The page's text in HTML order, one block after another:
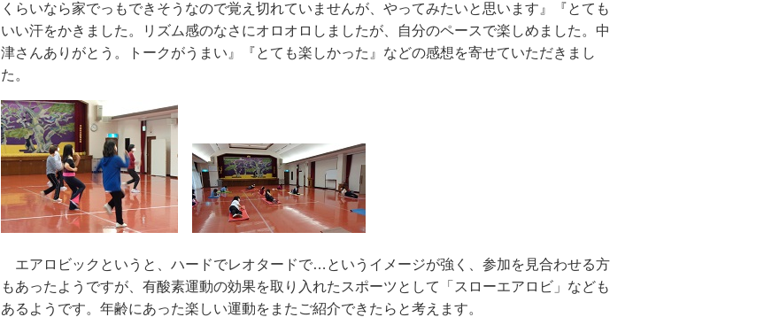
くらいなら家でっもできそうなので覚え切れていませんが、やってみたいと思います』『とても
いい汗をかきました。リズム感のなさにオロオロしましたが、自分のペースで楽しめました。中
津さんありがとう。トークがうまい』『とても楽しかった』などの感想を寄せていただきまし
た。
エアロビックというと、ハードでレオタードで…というイメージが強く、参加を見合わせる方
もあったようですが、有酸素運動の効果を取り入れたスポーツとして「スローエアロビ」なども
あるようです。年齢にあった楽しい運動をまたご紹介できたらと考えます。